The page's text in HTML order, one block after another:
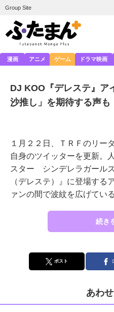
Group Site
漫画 アニメ ゲーム ドラマ映画
DJ KOO『デレステ』ア
沙推し」を期待する声も
１月２２日、ＴＲＦのリ
自身のツイッターを更新。
スター シンデレラガール
（デレステ）』に登場する
ァンの間で波紋を広げて
続き
ポスト
あわ